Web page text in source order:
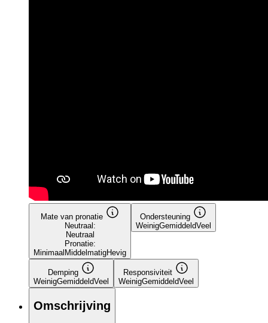
Mate van pronatie
Neutraal:
Neutraal
Pronatie:
MinimaalMiddelmatigHevig
Ondersteuning
WeinigGemiddeldVeel
Demping
WeinigGemiddeldVeel
Responsiviteit
WeinigGemiddeldVeel
Omschrijving